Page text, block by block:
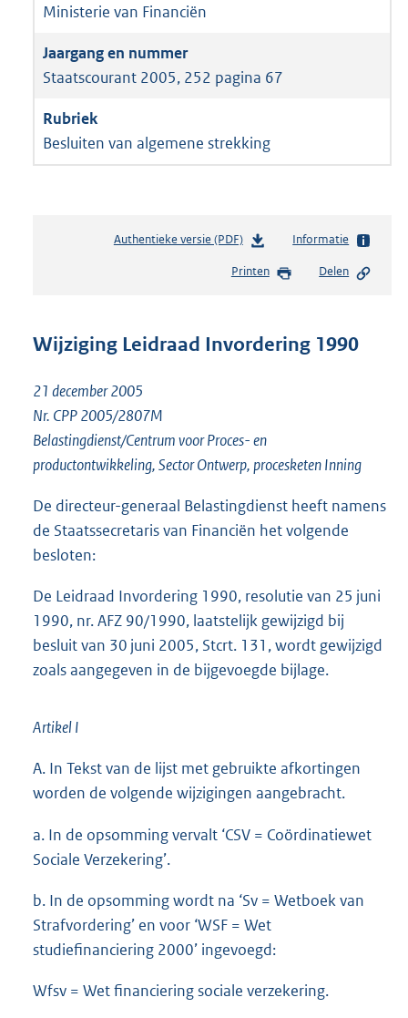
Ministerie van Financiën
Staatscourant 2005, 252 pagina 67
Besluiten van algemene strekking
Authentieke versie (PDF)b
s
d
o
t
e
:
K
b
Informatie
Printen Delen
Wijziging Leidraad Invordering 1990
21 december 2005
Nr. CPP 2005/2807M
Belastingdienst/Centrum voor Proces- en
productontwikkeling, Sector Ontwerp, procesketen Inning
De directeur-generaal Belastingdienst heeft namens
de Staatssecretaris van Financiën het volgende
besloten:
De Leidraad Invordering 1990, resolutie van 25 juni
1990, nr. AFZ 90/1990, laatstelijk gewijzigd bij
besluit van 30 juni 2005, Stcrt. 131, wordt gewijzigd
zoals aangegeven in de bijgevoegde bijlage.
Artikel I
A. In Tekst van de lijst met gebruikte afkortingen
worden de volgende wijzigingen aangebracht.
a. In de opsomming vervalt ‘CSV = Coördinatiewet
Sociale Verzekering’.
b. In de opsomming wordt na ‘Sv = Wetboek van
Strafvordering’ en voor ‘WSF = Wet
studiefinanciering 2000’ ingevoegd:
Wfsv = Wet financiering sociale verzekering.